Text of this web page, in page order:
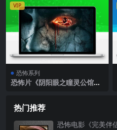
VIP
恐怖系列
恐怖片《阴阳眼之瞳灵公馆》
热门推荐
恐怖电影《完美伴